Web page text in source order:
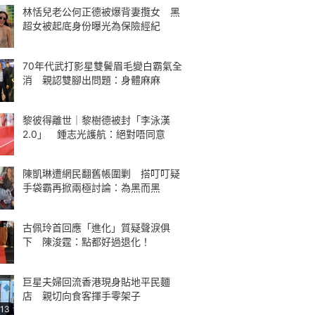
林恬兒老公何正德被爆背妻攬女 黑
超女被起底身份曝光為保險經紀
70年代武打影星雙鬢眉毛變白霸氣全
消 親認雙腳出問題：身體麻麻
黎彼得離世｜黎樹德被封「李泳漢
2.0」 鍾志光護航：絕對唔同意
陳凱琳遭網民翻舊帳圍剿 搭叮叮疑
手袋霸再掀兩極討論：為黑而黑
古佩玲首回應「進化」質疑聲淚俱
下 陳浚霆：點都好過退化！
巨星夫婦回流香港現身貼地平民麵
店 親切向食客揮手零架子